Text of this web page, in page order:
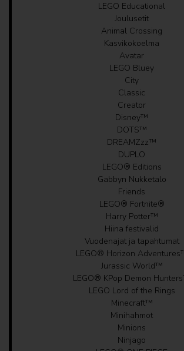
LEGO Educational
Joulusetit
Animal Crossing
Kasvikokoelma
Avatar
LEGO Bluey
City
Classic
Creator
Disney™
DOTS™
DREAMZzz™
DUPLO
LEGO® Editions
Gabbyn Nukketalo
Friends
LEGO® Fortnite®
Harry Potter™
Hiina festivalid
Vuodenajat ja tapahtumat
LEGO® Horizon
Jurassic World™
LEGO® KPop Demon
LEGO Lord of the Rings
Minecraft™
Minihahmot
Minions
Ninjago